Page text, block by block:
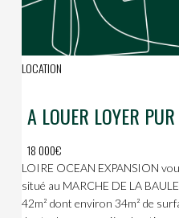
LOCATION
18 000€
LOIRE OCEAN EXPANSION
situé au MARCHE DE LA
42m² dont environ 34m² de